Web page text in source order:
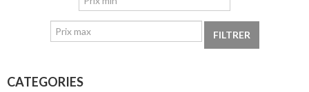
FILTRER
CATEGORIES